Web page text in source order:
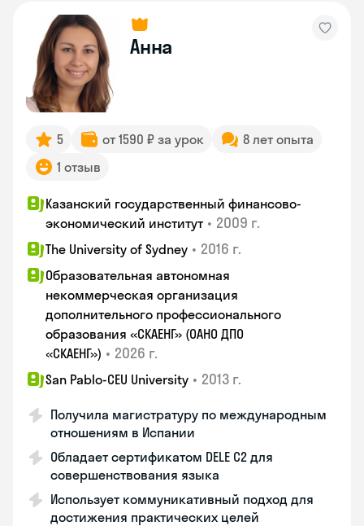
Анна
5 от 1590 ₽ за урок
8 лет опыта
1 отзыв
Казанский государственный финансово-
экономический институт • 2009 г.
The University of Sydney • 2016 г.
Образовательная автономная
некоммерческая организация
дополнительного профессионального
образования «СКАЕНГ» (ОАНО ДПО
«СКАЕНГ») • 2026 г.
San Pablo-CEU University • 2013 г.
Получила магистратуру по международным
отношениям в Испании
Обладает сертификатом DELE C2 для
совершенствования языка
Использует коммуникативный подход для
достижения практических целей